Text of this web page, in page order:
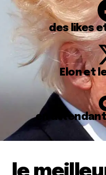
des likes
Elon et
en attendant